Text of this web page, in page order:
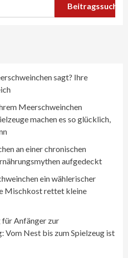
Beitragssuche
sagt? Ihre
Meerschweinchen
machen es so glücklich,
an einer chronischen
aufgedeckt
ein wählerischer
Mischkost rettet kleine
Anfänger zur
Vom Nest bis zum Spielzeug ist